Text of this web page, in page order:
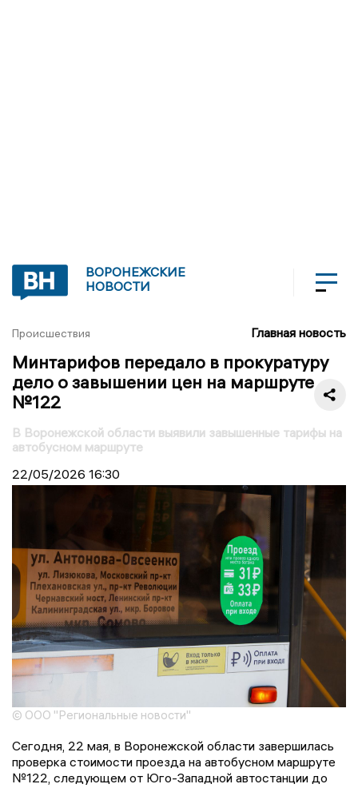
ВОРОНЕЖСКИЕ
НОВОСТИ
Происшествия Главная новость
Минтарифов передало в прокуратуру
дело о завышении цен на маршруте
№122
В Воронежской области выявили завышенные тарифы на
автобусном маршруте
22/05/2026 16:30
© ООО "Региональные новости"
Сегодня, 22 мая, в Воронежской области завершилась
проверка стоимости проезда на автобусном маршруте
№122, следующем от Юго-Западной автостанции до